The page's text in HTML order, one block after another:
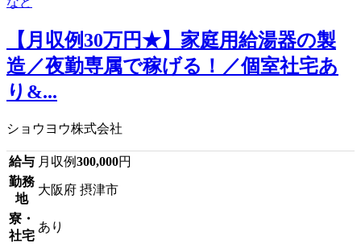
【月収例30万円★】家庭用給湯器の製
造／夜勤専属で稼げる！／個室社宅あ
り&...
ショウヨウ株式会社
給与 月収例300,000円
勤務
地
大阪府 摂津市
寮・
社宅
あり